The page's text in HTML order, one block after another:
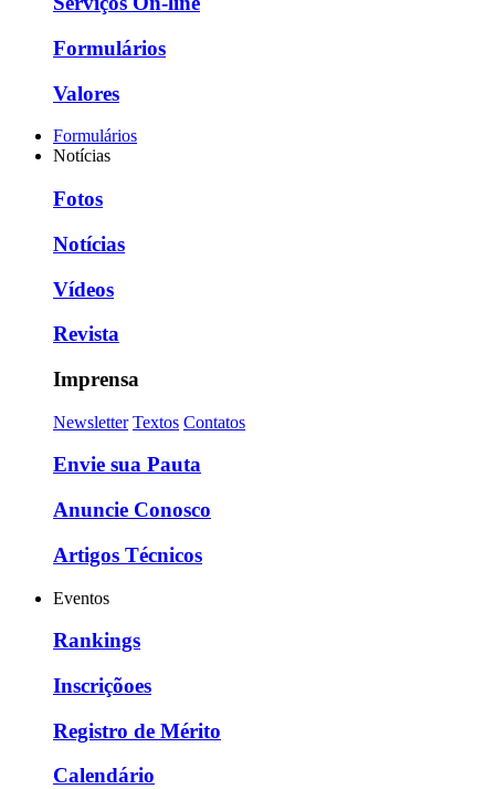
Formulários
Valores
Formulários
Notícias
Fotos
Notícias
Vídeos
Revista
Imprensa
Newsletter Textos Contatos
Envie sua Pauta
Anuncie Conosco
Artigos Técnicos
Eventos
Rankings
Inscriçõoes
Registro de Mérito
Calendário